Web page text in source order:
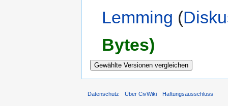
Lemming (
Bytes)
Datenschutz Über CivWiki Haftungsausschluss